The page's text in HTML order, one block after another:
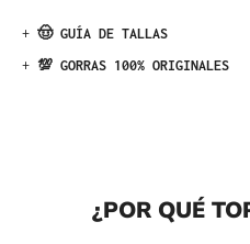
+ 🤠 GUÍA DE TALLAS
+ 💯 GORRAS 100% ORIGINALES
¿POR QUÉ